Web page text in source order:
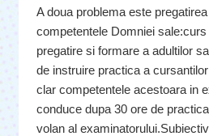
A doua problema este
competentele Domniei
pregatire si formare a adultilor
de instruire practica a
clar competentele acestoara in
conduce dupa 30 ore de
volan al